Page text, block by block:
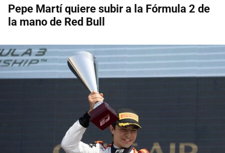
Pepe Martí quiere subir a la Fórmula 2 de
la mano de Red Bull